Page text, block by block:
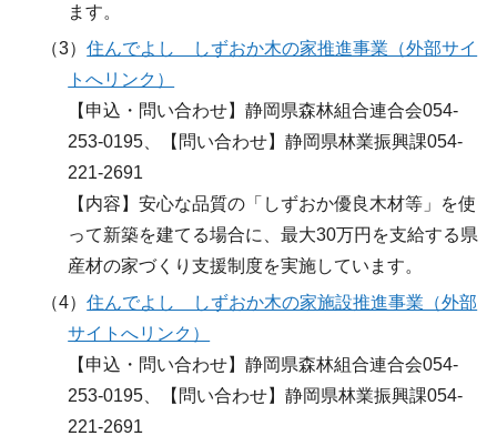
ます。
（3）住んでよし しずおか木の家推進事業（外部サイ
トへリンク）
【申込・問い合わせ】静岡県森林組合連合会054-
253-0195、【問い合わせ】静岡県林業振興課054-
221-2691
【内容】安心な品質の「しずおか優良木材等」を使
って新築を建てる場合に、最大30万円を支給する県
産材の家づくり支援制度を実施しています。
（4）住んでよし しずおか木の家施設推進事業（外部
サイトへリンク）
【申込・問い合わせ】静岡県森林組合連合会054-
253-0195、【問い合わせ】静岡県林業振興課054-
221-2691